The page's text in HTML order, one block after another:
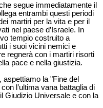
segue immediatamente il
entrambi questi periodi
martiri per la vita e per il
nel paese d’Israele. In
tempio costruito a
i suoi vicini nemici e
regnerà con i martiri risorti
pace e nella giustizia.
la "Fine del
l’ultima vana battaglia di
Giudizio Universale e con la